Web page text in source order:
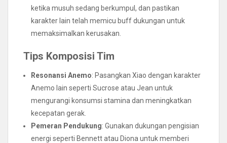
ketika musuh sedang berkumpul, dan pastikan
karakter lain telah memicu buff dukungan untuk
memaksimalkan kerusakan.
Tips Komposisi Tim
Resonansi Anemo: Pasangkan Xiao dengan karakter
Anemo lain seperti Sucrose atau Jean untuk
mengurangi konsumsi stamina dan meningkatkan
kecepatan gerak.
Pemeran Pendukung: Gunakan dukungan pengisian
energi seperti Bennett atau Diona untuk memberi